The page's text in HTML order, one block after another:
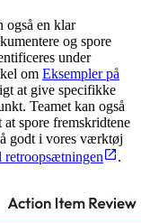
også en klar
og spore
under
om Eksempler på
at give specifikke
Teamet kan også
spore fremskridtene
godt i vores værktøj
retroopsætningen .